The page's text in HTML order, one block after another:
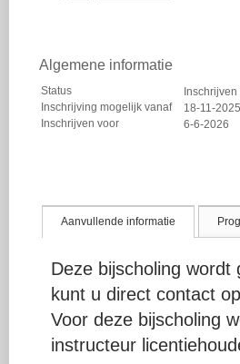
Algemene informatie
Status
Inschrijving mogelijk vanaf
18-11-
Inschrijven voor
6-6-2026
Aanvullende informatie
Deze bijscholing wordt
kunt u direct contact
Voor deze bijscholing
instructeur